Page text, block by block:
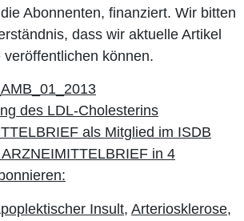
Abonnenten, finanziert. Wir bitten
dass wir aktuelle Artikel
können.
Insult, Arteriosklerose,